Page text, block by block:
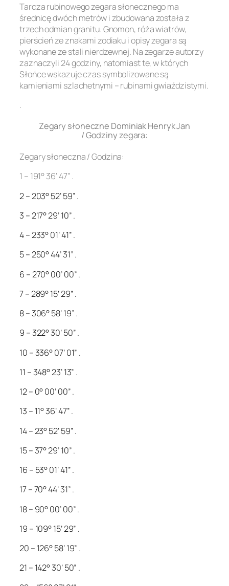
Tarcza rubinowego zegara słonecznego ma
średnicę dwóch metrów i zbudowana została z
trzech odmian granitu. Gnomon, róża wiatrów,
pierścień ze znakami zodiaku i opisy zegara są
wykonane ze stali nierdzewnej. Na zegarze autorzy
zaznaczyli 24 godziny, natomiast te, w których
Słońce wskazuje czas symbolizowane są
kamieniami szlachetnymi – rubinami gwiaździstymi.
.
Zegary słoneczne Dominiak Henryk Jan
/ Godziny zegara:
Zegary słoneczna / Godzina:
1 – 191° 36’ 47” .
2 – 203° 52’ 59” .
3 – 217° 29’ 10” .
4 – 233° 01’ 41” .
5 – 250° 44’ 31” .
6 – 270° 00’ 00” .
7 – 289° 15’ 29” .
8 – 306° 58’ 19” .
9 – 322° 30’ 50” .
10 – 336° 07’ 01” .
11 – 348° 23’ 13” .
12 – 0° 00’ 00” .
13 – 11° 36’ 47” .
14 – 23° 52’ 59” .
15 – 37° 29’ 10” .
16 – 53° 01’ 41” .
17 – 70° 44’ 31” .
18 – 90° 00’ 00” .
19 – 109° 15’ 29” .
20 – 126° 58’ 19” .
21 – 142° 30’ 50” .